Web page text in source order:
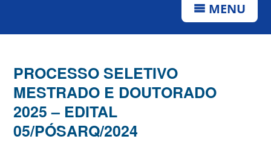
MENU
PROCESSO SELETIVO
MESTRADO E DOUTORADO
2025 – EDITAL
05/PÓSARQ/2024